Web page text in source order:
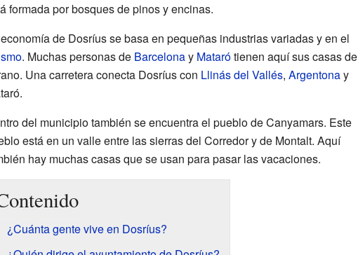
formada por bosques de pinos y encinas.
de Dosríus se basa en pequeñas industrias variadas y en el
. Muchas personas de Barcelonay Matarótienen aquí sus casas de
Una carretera conecta Dosríus con Llinás del Vallés, Argentonay
del municipio también se encuentra el pueblo de Canyamars. Este
está en un valle entre las sierras del Corredor y de Montalt. Aquí
hay muchas casas que se usan para pasar las vacaciones.
¿Cuánta gente vive en Dosríus?